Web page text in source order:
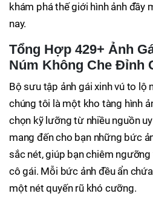
khám phá thế giới hình ảnh đầy
nay.
Tổng Hợp 429+ Ảnh
Núm Không Che Đỉnh
Bộ sưu tập ảnh gái xinh vú to lộ
chúng tôi là một kho tàng hình
chọn kỹ lưỡng từ nhiều nguồn
mang đến cho bạn những bức
sắc nét, giúp bạn chiêm
cô gái. Mỗi bức ảnh đều ẩn
một nét quyến rũ khó cưỡng.